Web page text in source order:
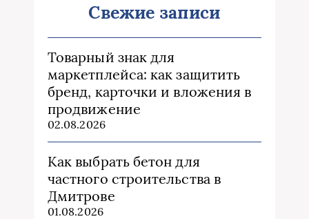
Свежие записи
Товарный знак для
маркетплейса: как защитить
бренд, карточки и вложения в
продвижение
02.08.2026
Как выбрать бетон для
частного строительства в
Дмитрове
01.08.2026